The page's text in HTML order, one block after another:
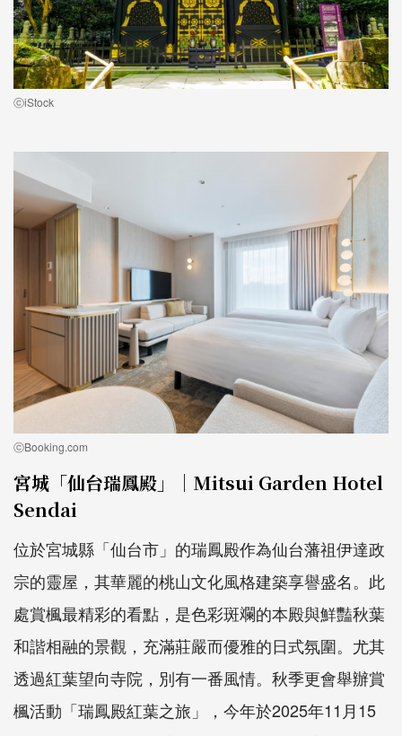
ⓒiStock
ⓒBooking.com
宮城「仙台瑞鳳殿」｜Mitsui Garden Hotel
Sendai
位於宮城縣「仙台市」的瑞鳳殿作為仙台藩祖伊達政
宗的靈屋，其華麗的桃山文化風格建築享譽盛名。此
處賞楓最精彩的看點，是色彩斑斕的本殿與鮮豔秋葉
和諧相融的景觀，充滿莊嚴而優雅的日式氛圍。尤其
透過紅葉望向寺院，別有一番風情。秋季更會舉辦賞
楓活動「瑞鳳殿紅葉之旅」，今年於2025年11月15